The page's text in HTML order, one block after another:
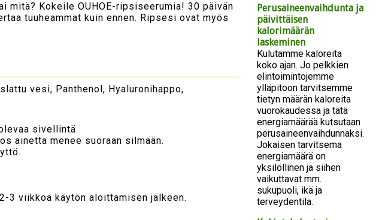
mitä? Kokeile OUHOE-ripsiseerumia! 30 päivän
tuuheammat kuin ennen. Ripsesi ovat myös
vesi, Panthenol, Hyaluronihappo,
sivellintä.
ainetta menee suoraan silmään.
3 viikkoa käytön aloittamisen jälkeen.
Perusaineenvaihdunta ja
päivittäisen
kalorimäärän
laskeminen
Kulutamme kaloreita
koko ajan. Jo pelkkien
elintoimintojemme
ylläpitoon tarvitsemme
tietyn määrän kaloreita
vuorokaudessa ja tätä
energiamäärää kutsutaan
perusaineenvaihdunnaksi.
Jokaisen tarvitsema
energiamäärä on
yksilöllinen ja siihen
vaikuttavat mm.
sukupuoli, ikä ja
terveydentila.